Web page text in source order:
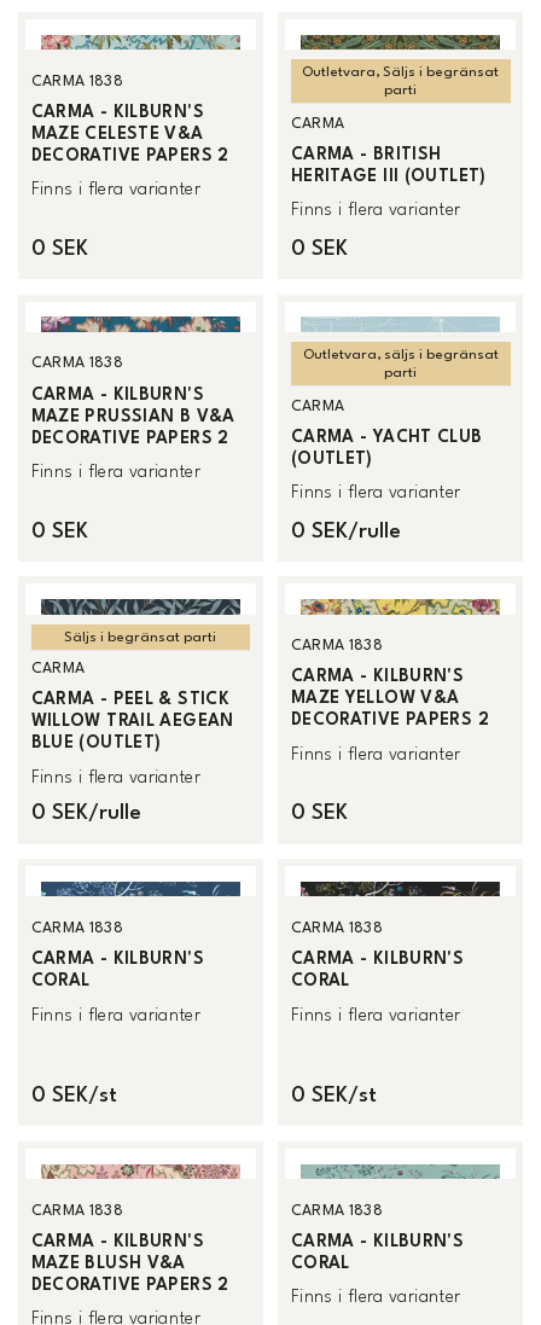
CARMA 1838
CARMA - KILBURN'S
MAZE CELESTE V&A
DECORATIVE PAPERS 2
Finns i flera varianter
0 SEK
Outletvara, Säljs i begränsat
parti
CARMA
CARMA - BRITISH
HERITAGE III (OUTLET)
Finns i flera varianter
0 SEK
CARMA 1838
CARMA - KILBURN'S
MAZE PRUSSIAN B V&A
DECORATIVE PAPERS 2
Finns i flera varianter
0 SEK
Outletvara, säljs i begränsat
parti
CARMA
CARMA - YACHT CLUB
(OUTLET)
Finns i flera varianter
0 SEK/rulle
Säljs i begränsat parti
CARMA
CARMA - PEEL & STICK
WILLOW TRAIL AEGEAN
BLUE (OUTLET)
Finns i flera varianter
0 SEK/rulle
CARMA 1838
CARMA - KILBURN'S
MAZE YELLOW V&A
DECORATIVE PAPERS 2
Finns i flera varianter
0 SEK
CARMA 1838
CARMA - KILBURN'S
CORAL
Finns i flera varianter
0 SEK/st
CARMA 1838
CARMA - KILBURN'S
CORAL
Finns i flera varianter
0 SEK/st
CARMA 1838
CARMA - KILBURN'S
MAZE BLUSH V&A
DECORATIVE PAPERS 2
Finns i flera varianter
CARMA 1838
CARMA - KILBURN'S
CORAL
Finns i flera varianter